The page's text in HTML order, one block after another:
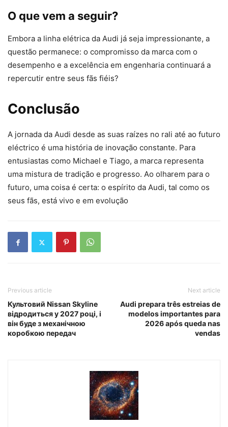
O que vem a seguir?
Embora a linha elétrica da Audi já seja impressionante, a
questão permanece: o compromisso da marca com o
desempenho e a excelência em engenharia continuará a
repercutir entre seus fãs fiéis?
Conclusão
A jornada da Audi desde as suas raízes no rali até ao futuro
eléctrico é uma história de inovação constante. Para
entusiastas como Michael e Tiago, a marca representa
uma mistura de tradição e progresso. Ao olharem para o
futuro, uma coisa é certa: o espírito da Audi, tal como os
seus fãs, está vivo e em evolução
Previous article
Культовий Nissan Skyline
відродиться у 2027 році, і
він буде з механічною
коробкою передач
Next article
Audi prepara três estreias de
modelos importantes para
2026 após queda nas
vendas